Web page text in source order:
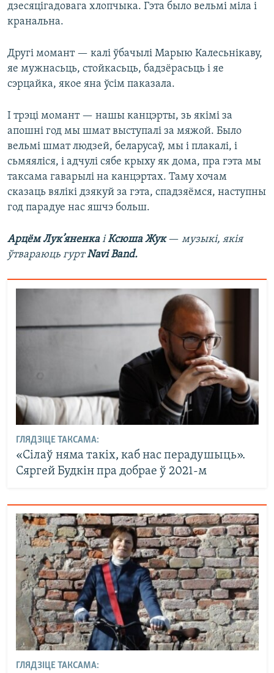
дзесяцігадовага хлопчыка. Гэта было вельмі міла і
кранальна.
Другі момант — калі ўбачылі Марыю Калесьнікаву,
яе мужнасьць, стойкасьць, бадзёрасьць і яе
сэрцайка, якое яна ўсім паказала.
І трэці момант — нашы канцэрты, зь якімі за
апошні год мы шмат выступалі за мяжой. Было
вельмі шмат людзей, беларусаў, мы і плакалі, і
сьмяяліся, і адчулі сябе крыху як дома, пра гэта мы
таксама гаварылі на канцэртах. Таму хочам
сказаць вялікі дзякуй за гэта, спадзяёмся, наступны
год парадуе нас яшчэ больш.
Арцём Лук’яненкаіКсюша Жук — музыкі, якія
ўтвараюць гуртNavi Band.
ГЛЯДЗІЦЕ ТАКСАМА:
«Сілаў няма такіх, каб нас перадушыць».
Сяргей Будкін пра добрае ў 2021-м
ГЛЯДЗІЦЕ ТАКСАМА: